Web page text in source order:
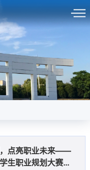
点亮职业未来——
生职业规划大赛圆